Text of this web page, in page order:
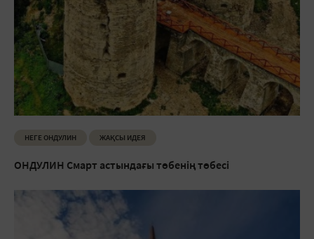
НЕГЕ ОНДУЛИН ЖАҚСЫ ИДЕЯ
ОНДУЛИН Смарт астындағы төбенің төбесі